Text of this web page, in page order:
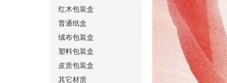
红木包装盒
普通纸盒
绒布包装盒
塑料包装盒
皮质包装盒
其它材质